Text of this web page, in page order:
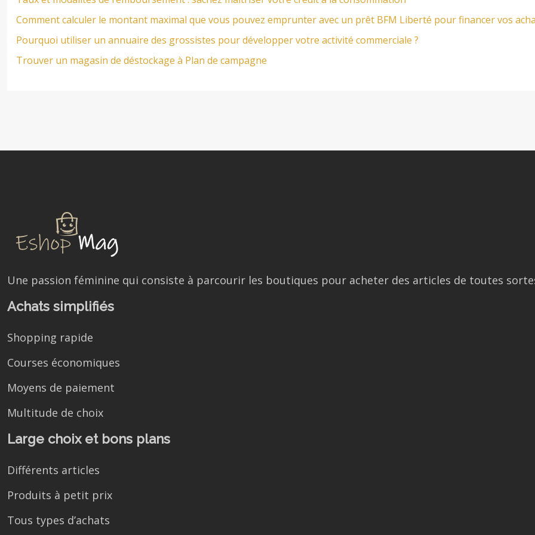
Comment calculer le montant maximal que vous pouvez emprunter avec un prêt BFM Liberté pour financer vos
Pourquoi utiliser un annuaire des grossistes pour développer votre activité commerciale ?
Trouver un magasin de déstockage à Plan de campagne
Une passion féminine qui consiste à parcourir les boutiques pour acheter des articles de toutes
Achats simplifiés
Shopping rapide
Courses économiques
Moyens de paiement
Multitude de choix
Large choix et bons plans
Différents articles
Produits à petit prix
Tous types d’achats